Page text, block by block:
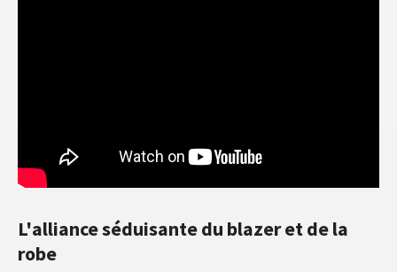
L'alliance séduisante du blazer et de la
robe